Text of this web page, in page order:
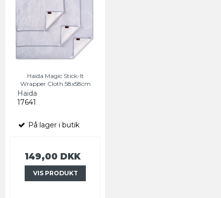
Haida Magic Stick-It
Wrapper Cloth 58x58cm
Haida
17641
På lager i butik
149,00 DKK
VIS PRODUKT